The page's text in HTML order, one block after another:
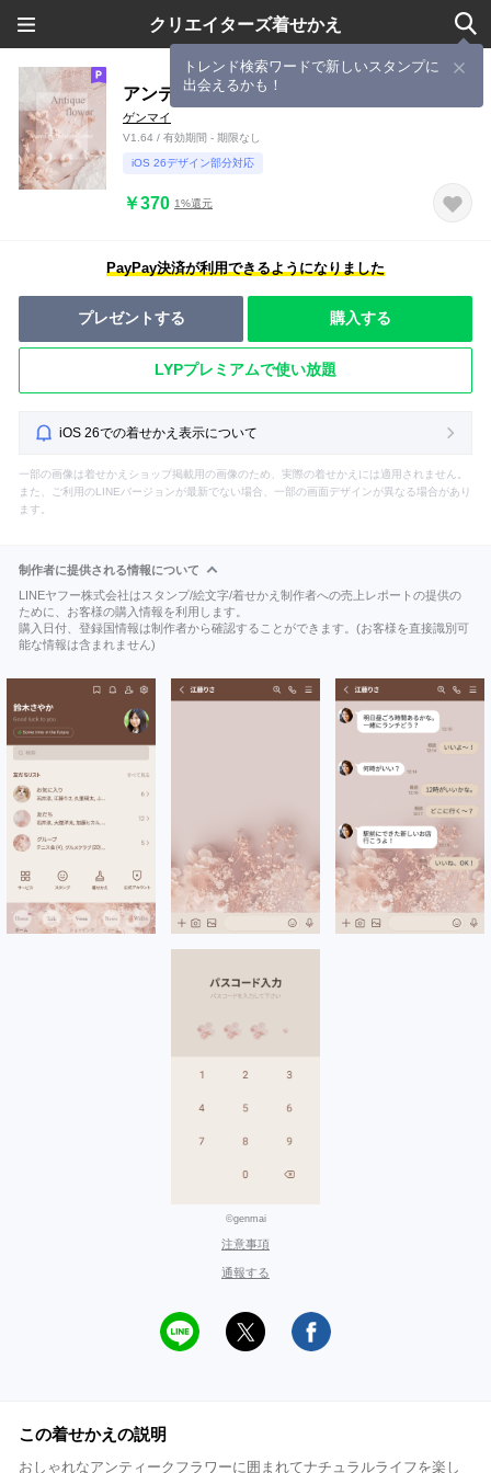
クリエイターズ着せかえ
トレンド検索ワードで新しいスタンプに
出会えるかも！
アンティークフラワーに囲まれる空間で2
ゲンマイ
V1.64 / 有効期間 - 期限なし
iOS 26デザイン部分対応
￥370 1%還元
PayPay決済が利用できるようになりました
プレゼントする 購入する
LYPプレミアムで使い放題
iOS 26での着せかえ表示について
一部の画像は着せかえショップ掲載用の画像のため、実際の着せかえには適用されません。
また、ご利用のLINEバージョンが最新でない場合、一部の画面デザインが異なる場合があり
ます。
制作者に提供される情報について
LINEヤフー株式会社はスタンプ/絵文字/着せかえ制作者への売上レポートの提供の
ために、お客様の購入情報を利用します。
購入日付、登録国情報は制作者から確認することができます。(お客様を直接識別可
能な情報は含まれません)
©genmai
注意事項
通報する
この着せかえの説明
おしゃれなアンティークフラワーに囲まれてナチュラルライフを楽し